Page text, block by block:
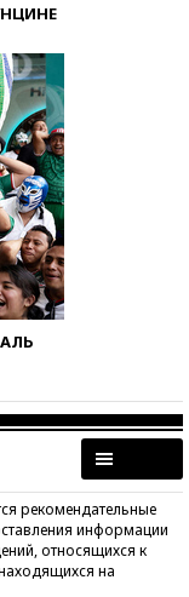
рекомендательные
информации
относящихся к
на